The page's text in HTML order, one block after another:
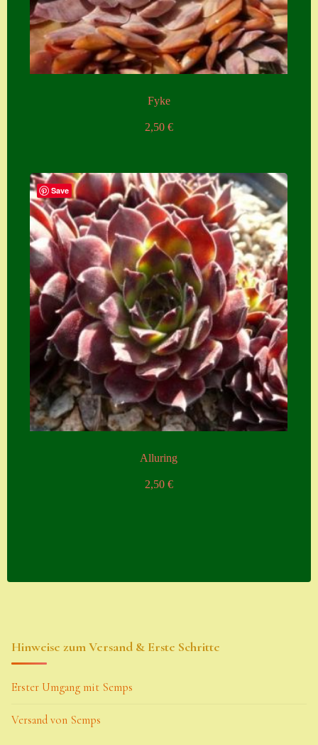
Fyke
2,50 €
Save
Alluring
2,50 €
Hinweise zum Versand & Erste Schritte
Erster Umgang mit Semps
Versand von Semps